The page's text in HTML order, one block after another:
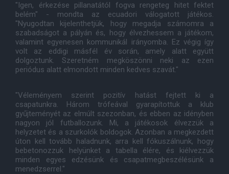
"Igen, érkezése pillanatától fogva rengeteg hitet fektet
belém" - mondta az ecuadori válogatott játékos.
"Nyugodtan kijelenthetjük, hogy megadja számomra a
szabadságot a pályán és, hogy élvezhessem a játékom,
valamint egyenesen kommunikál irányomba. Ez végig így
volt az eddigi másfél év során, amely alatt együtt
dolgoztunk. Szeretném megköszönni neki az ezen
periódus alatt elmondott minden kedves szavát."
"Véleményem szerint pozitív hatást fejtett ki a
csapatunkra. Három trófeával gyarapítottuk a klub
gyűjteményét az elmúlt szezonban, és ebben az idényben
nagyon jól futballozunk. Mi, a játékosok élvezzük a
helyzetet és a szurkolók boldogok. Azonban a megkezdett
úton kell tovább haladnunk, arra kell fókuszálnunk, hogy
bebetonozzuk helyünket a tabella élére, és kiélvezzük
minden egyes edzésünk és csapatmegbeszélésünk a
menedzserrel."